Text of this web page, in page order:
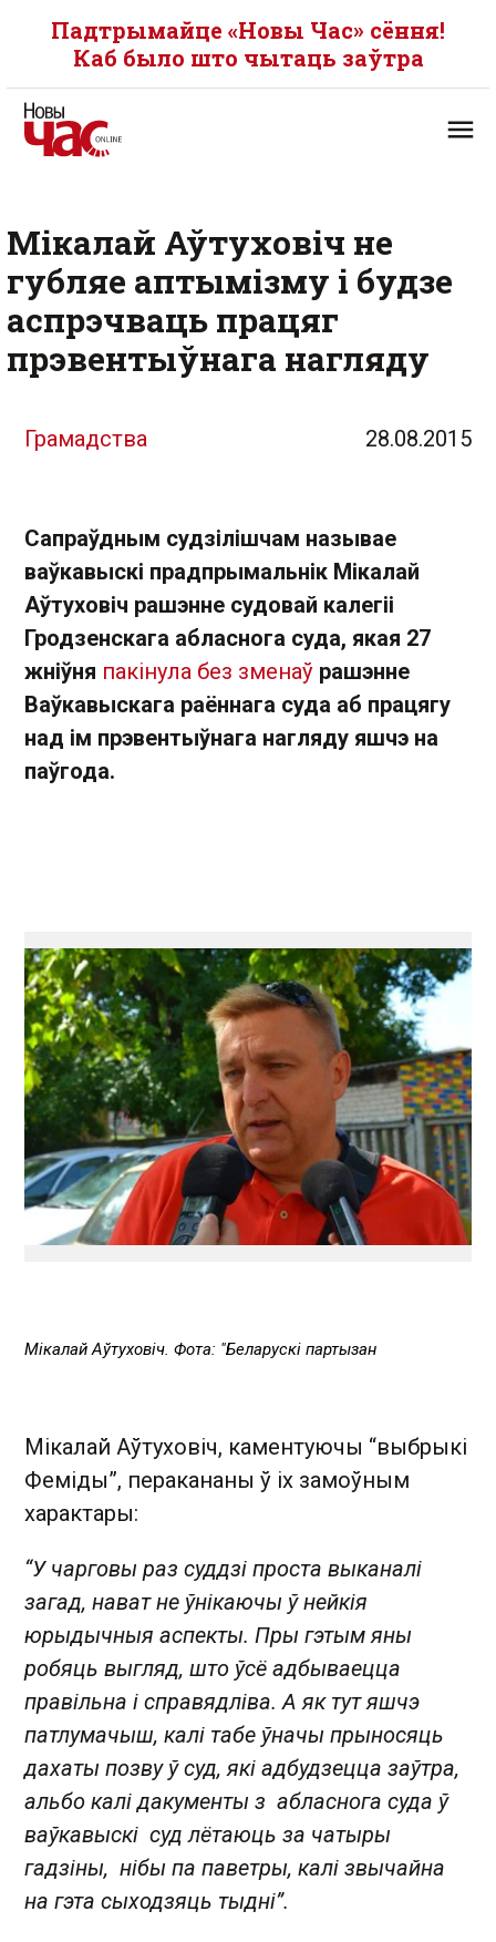
Падтрымайце «Новы Час» сёння!
Каб было што чытаць заўтра
Мікалай Аўтуховіч не
губляе аптымізму і будзе
аспрэчваць працяг
прэвентыўнага нагляду
Грамадства 28.08.2015
Сапраўдным судзілішчам называе
ваўкавыскі прадпрымальнік Мікалай
Аўтуховіч рашэнне судовай калегіі
Гродзенскага абласнога суда, якая 27
жніўня пакінула без зменаў рашэнне
Ваўкавыскага раённага суда аб працягу
над ім прэвентыўнага нагляду яшчэ на
паўгода.
Мікалай Аўтуховіч. Фота: "Беларускі партызан
Мікалай Аўтуховіч, каментуючы “выбрыкі
Феміды”, перакананы ў іх замоўным
характары:
“У чарговы раз суддзі проста выканалі
загад, нават не ўнікаючы ў нейкія
юрыдычныя аспекты. Пры гэтым яны
робяць выгляд, што ўсё адбываецца
правільна і справядліва. А як тут яшчэ
патлумачыш, калі табе ўначы прыносяць
дахаты позву ў суд, які адбудзецца заўтра,
альбо калі дакументы з абласнога суда ў
ваўкавыскі суд лётаюць за чатыры
гадзіны, нібы па паветры, калі звычайна
на гэта сыходзяць тыдні”.